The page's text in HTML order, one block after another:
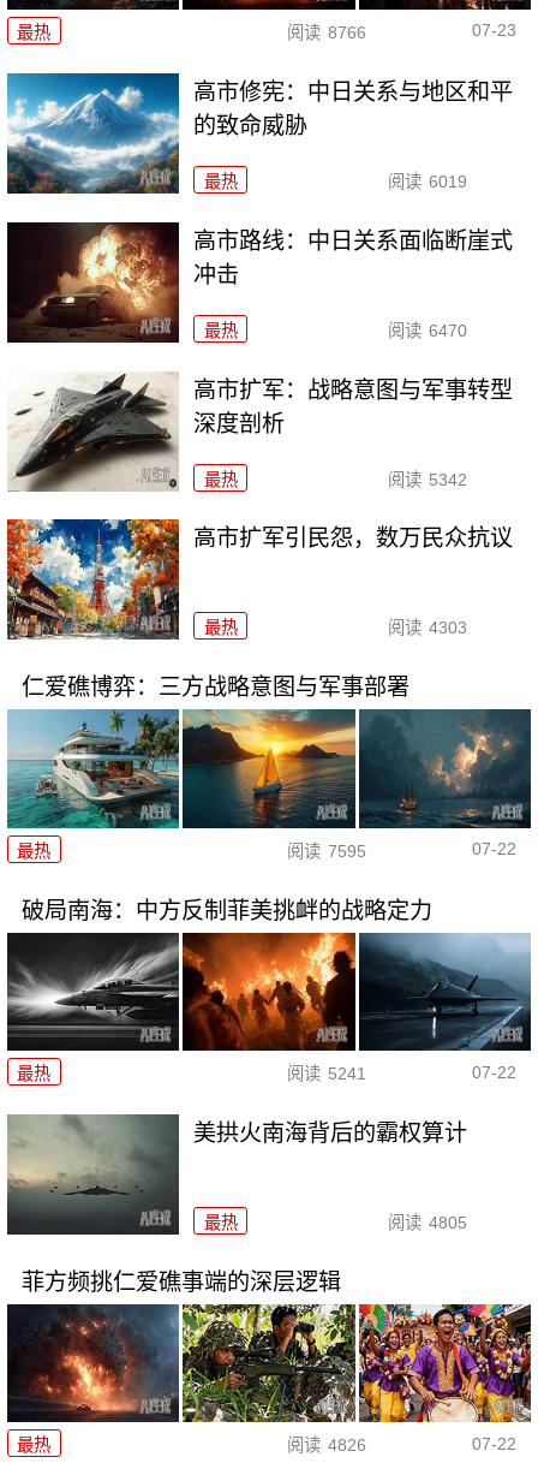
最热 阅读 8766 07-23
高市修宪：中日关系与地区和平
的致命威胁
最热 阅读 6019
高市路线：中日关系面临断崖式
冲击
最热 阅读 6470
高市扩军：战略意图与军事转型
深度剖析
最热 阅读 5342
高市扩军引民怨，数万民众抗议
最热 阅读 4303
仁爱礁博弈：三方战略意图与军事部署
最热 阅读 7595 07-22
破局南海：中方反制菲美挑衅的战略定力
最热 阅读 5241 07-22
美拱火南海背后的霸权算计
最热 阅读 4805
菲方频挑仁爱礁事端的深层逻辑
最热 阅读 4826 07-22